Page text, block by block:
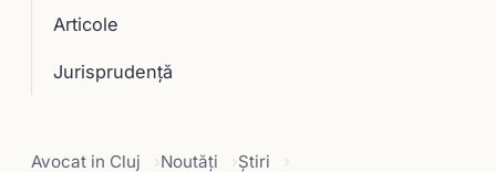
Articole
Jurisprudenţă
Avocat in Cluj Noutăți
Știri